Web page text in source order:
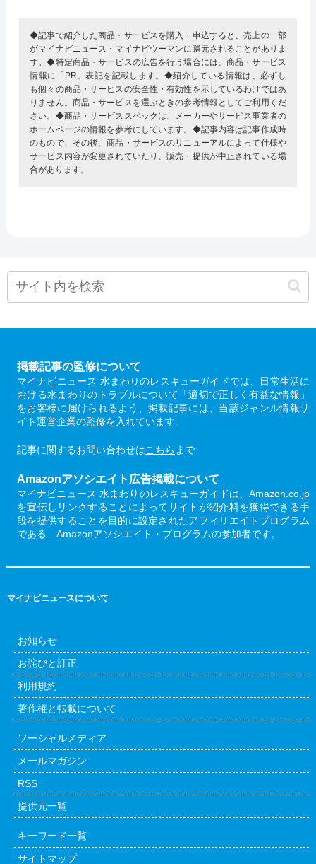
◆記事で紹介した商品・サービスを購入・申込すると、売上の一部
がマイナビニュース・マイナビウーマンに還元されることがありま
す。◆特定商品・サービスの広告を行う場合には、商品・サービス
情報に「PR」表記を記載します。◆紹介している情報は、必ずし
も個々の商品・サービスの安全性・有効性を示しているわけではあ
りません。商品・サービスを選ぶときの参考情報としてご利用くだ
さい。◆商品・サービススペックは、メーカーやサービス事業者の
ホームページの情報を参考にしています。◆記事内容は記事作成時
のもので、その後、商品・サービスのリニューアルによって仕様や
サービス内容が変更されていたり、販売・提供が中止されている場
合があります。
掲載記事の監修について
マイナビニュース 水まわりのレスキューガイドでは、日常生活に
おける水まわりのトラブルについて「適切で正しく有益な情報」
をお客様に届けられるよう、掲載記事には、当該ジャンル情報サ
イト運営企業の監修を入れています。
記事に関するお問い合わせはこちら まで
Amazonアソシエイト広告掲載について
マイナビニュース 水まわりのレスキューガイドは、Amazon.co.jp
を宣伝しリンクすることによってサイトが紹介料を獲得できる手
段を提供することを目的に設定されたアフィリエイトプログラム
である、Amazonアソシエイト・プログラムの参加者です。
マイナビニュースについて
お知らせ
お詫びと訂正
利用規約
著作権と転載について
ソーシャルメディア
メールマガジン
RSS
提供元一覧
キーワード一覧
サイトマップ